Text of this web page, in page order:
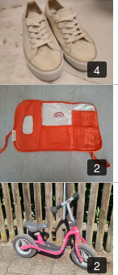
4
2
2